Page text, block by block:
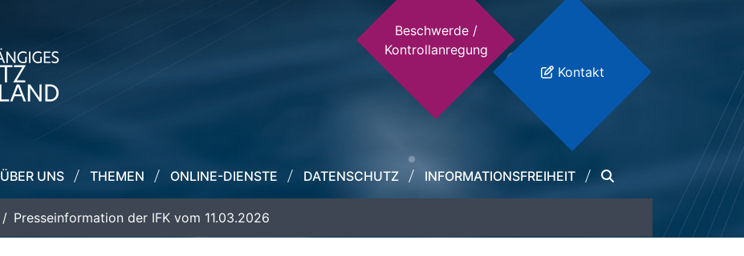
ÜBER UNS THEMEN ONLINE-DIENSTE DATENSCHUTZ INFORMATIONSFREIHEIT
Beschwerde /
Kontrollanregung
Kontakt
Presseinformation der IFK vom 11.03.2026